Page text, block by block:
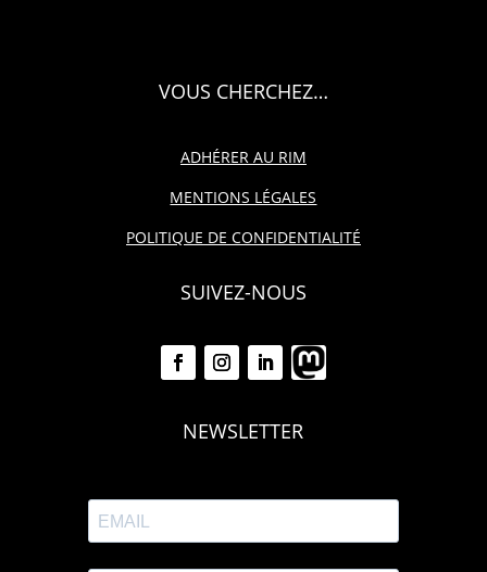
VOUS CHERCHEZ…
ADHÉRER AU RIM
MENTIONS LÉGALES
POLITIQUE DE CONFIDENTIALITÉ
SUIVEZ-NOUS
NEWSLETTER